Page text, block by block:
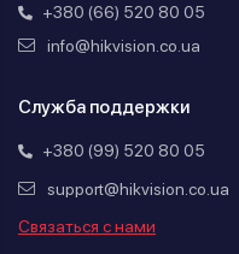
+380 (66) 520 80 05
info@hikvision.co.ua
Служба поддержки
+380 (99) 520 80 05
support@hikvision.co.ua
Связаться с нами